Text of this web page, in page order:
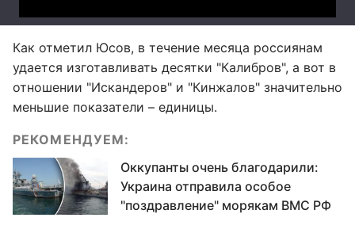
Как отметил Юсов, в течение месяца россиянам
удается изготавливать десятки "Калибров", а вот в
отношении "Искандеров" и "Кинжалов" значительно
меньшие показатели – единицы.
РЕКОМЕНДУЕМ:
Оккупанты очень благодарили:
Украина отправила особое
"поздравление" морякам ВМС РФ